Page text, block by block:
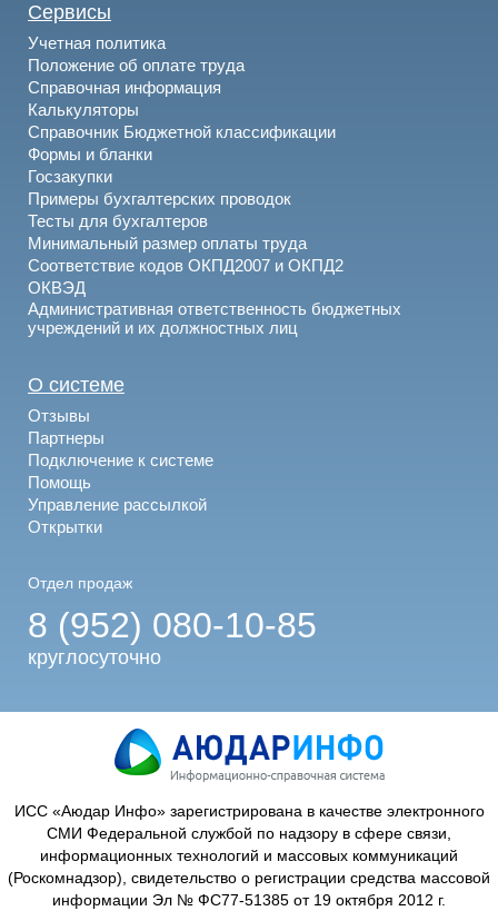
Сервисы
Учетная политика
Положение об оплате труда
Справочная информация
Калькуляторы
Справочник Бюджетной классификации
Формы и бланки
Госзакупки
Примеры бухгалтерских проводок
Тесты для бухгалтеров
Минимальный размер оплаты труда
Соответствие кодов ОКПД2007 и ОКПД2
ОКВЭД
Административная ответственность бюджетных
учреждений и их должностных лиц
О системе
Отзывы
Партнеры
Подключение к системе
Помощь
Управление рассылкой
Открытки
Отдел продаж
8 (952) 080-10-85
круглосуточно
ИСС «Аюдар Инфо» зарегистрирована в качестве электронного
СМИ Федеральной службой по надзору в сфере связи,
информационных технологий и массовых коммуникаций
(Роскомнадзор), свидетельство о регистрации средства массовой
информации Эл № ФС77-51385 от 19 октября 2012 г.